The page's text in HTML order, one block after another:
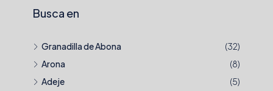
Busca en
Granadilla de Abona
(32)
Arona
(8)
Adeje
(5)